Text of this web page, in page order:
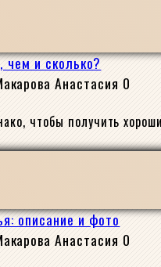
чем и сколько?
Анастасия 0
чтобы получить
описание и фото
Анастасия 0